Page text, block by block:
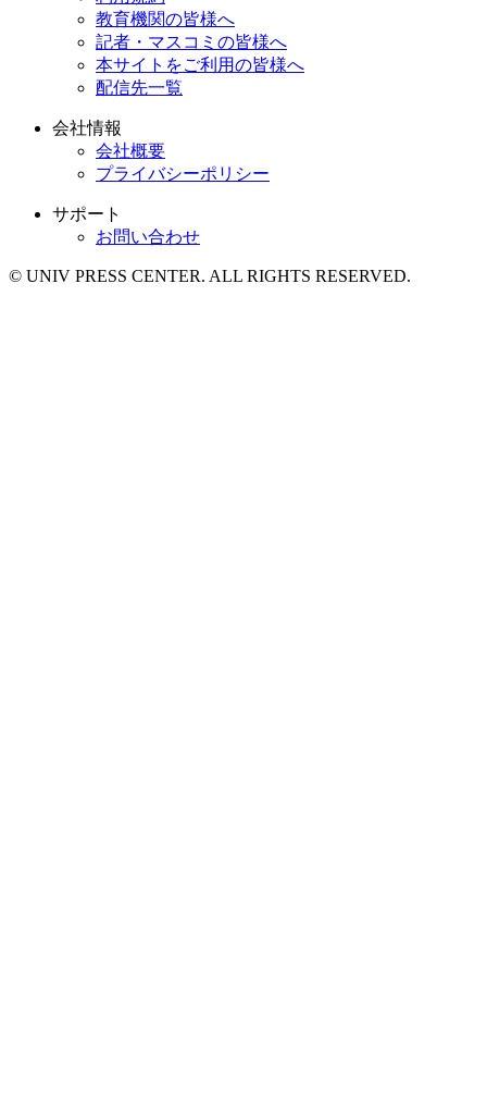
教育機関の皆様へ
記者・マスコミの皆様へ
本サイトをご利用の皆様へ
配信先一覧
会社情報
会社概要
プライバシーポリシー
サポート
お問い合わせ
© UNIV PRESS CENTER. ALL RIGHTS RESERVED.